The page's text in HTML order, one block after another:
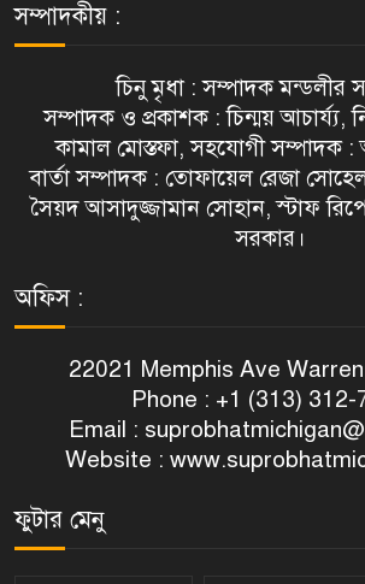
সম্পাদকীয় :
চিনু মৃধা : সম্পাদক মন্ডলীর
সম্পাদক ও প্রকাশক : চিন্ময় আচার্য্য,
কামাল মোস্তফা, সহযোগী সম্পাদক
বার্তা সম্পাদক : তোফায়েল রেজা
সৈয়দ আসাদুজ্জামান সোহান, স্টাফ
সরকার।
অফিস :
22021 Memphis Ave
Phone : +1 (313) 312-
Email :
Website :
ফুটার মেনু